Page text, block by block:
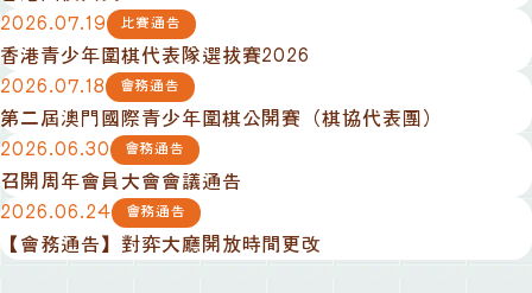
2026.07.19
比賽通告
香港青少年圍棋代表隊選拔賽2026
2026.07.18
會務通告
第二屆澳門國際青少年圍棋公開賽（棋協代表團）
2026.06.30
會務通告
召開周年會員大會會議通告
2026.06.24
會務通告
【會務通告】對弈大廳開放時間更改